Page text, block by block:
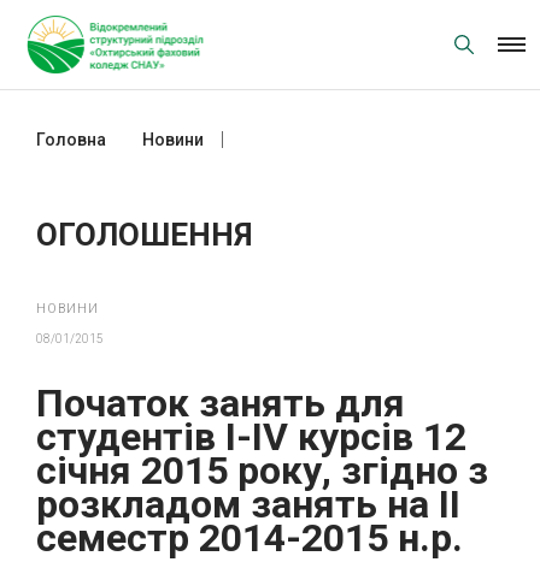
content
Головна Новини
ОГОЛОШЕННЯ
НОВИНИ
08/01/2015
Початок занять для
студентів І-IV курсів 12
січня 2015 року, згідно з
розкладом занять на ІІ
семестр 2014-2015 н.р.